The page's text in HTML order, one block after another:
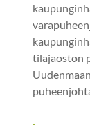
tilajaoston